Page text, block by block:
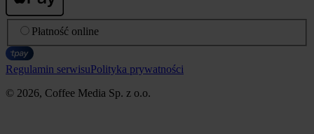
Płatność online
Regulamin serwisuPolityka prywatności
© 2026, Coffee Media Sp. z o.o.